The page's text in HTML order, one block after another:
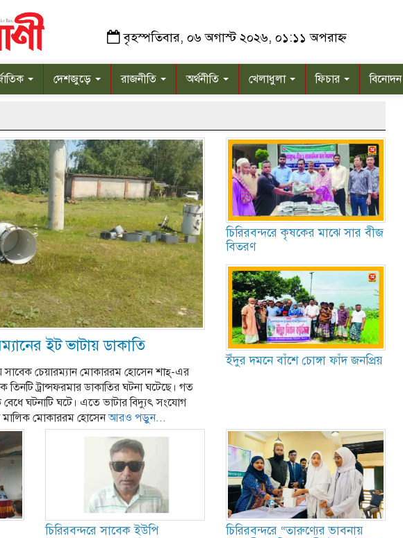
বৃহস্পতিবার, ০৬ অগাস্ট ২০২৬, ০১:১১ অপরাহ্ন
দেশজুড়ে রাজনীতি অর্থনীতি খেলাধুলা ফিচার বিনোদন
ইট ভাটায় ডাকাতি
সাবেক চেয়ারম্যান মোকাররম হোসেন শাহ্-এর
তিনটি ট্রান্সফরমার ডাকাতির ঘটনা ঘটেছে। গত
বেধে ঘটনাটি ঘটে। এতে ভাটার বিদ্যুৎ সংযোগ
মালিক মোকাররম হোসেনআরও পড়ুন...
চিরিরবন্দরে কৃষকের মাঝে সার বীজ
বিতরণ
ইঁদুর দমনে বাঁশে চোঙ্গা ফাঁদ জনপ্রিয়
চিরিরবন্দরে সাবেক ইউপি
চিরিরবন্দরে “তারুণ্যের ভাবনায়